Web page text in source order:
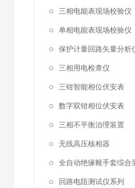
三相电能表现场校验仪
单相电能表现场校验仪
保护计量回路矢量分析
三相用电检查仪
三钳智能相位伏安表
数字双钳相位伏安表
三相不平衡治理装置
无线高压核相器
回路电阻测试仪系列